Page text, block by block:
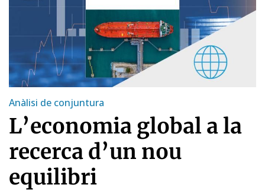
Anàlisi de conjuntura
L’economia global a la
recerca d’un nou
equilibri